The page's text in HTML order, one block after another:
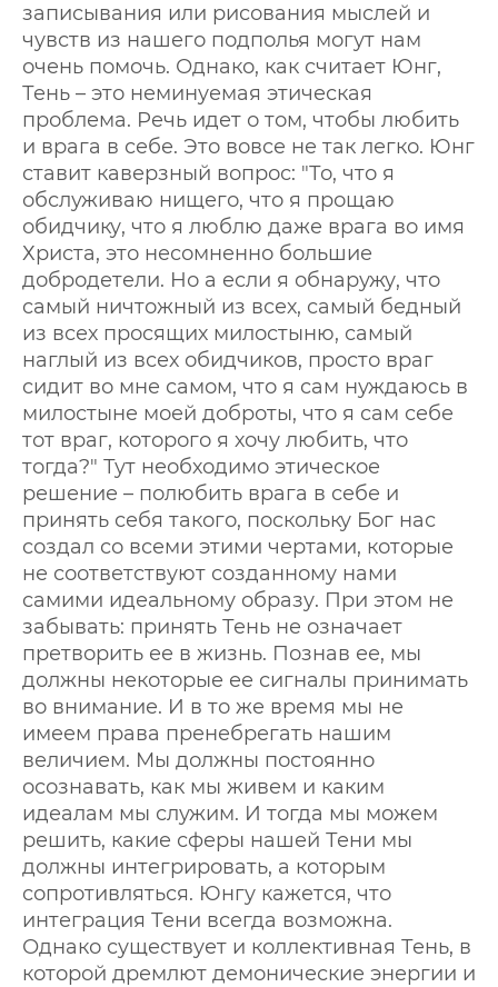
записывания или рисования мыслей и
чувств из нашего подполья могут нам
очень помочь. Однако, как считает Юнг,
Тень – это неминуемая этическая
проблема. Речь идет о том, чтобы любить
и врага в себе. Это вовсе не так легко. Юнг
ставит каверзный вопрос: "То, что я
обслуживаю нищего, что я прощаю
обидчику, что я люблю даже врага во имя
Христа, это несомненно большие
добродетели. Но а если я обнаружу, что
самый ничтожный из всех, самый бедный
из всех просящих милостыню, самый
наглый из всех обидчиков, просто враг
сидит во мне самом, что я сам нуждаюсь в
милостыне моей доброты, что я сам себе
тот враг, которого я хочу любить, что
тогда?" Тут необходимо этическое
решение – полюбить врага в себе и
принять себя такого, поскольку Бог нас
создал со всеми этими чертами, которые
не соответствуют созданному нами
самими идеальному образу. При этом не
забывать: принять Тень не означает
претворить ее в жизнь. Познав ее, мы
должны некоторые ее сигналы принимать
во внимание. И в то же время мы не
имеем права пренебрегать нашим
величием. Мы должны постоянно
осознавать, как мы живем и каким
идеалам мы служим. И тогда мы можем
решить, какие сферы нашей Тени мы
должны интегрировать, а которым
сопротивляться. Юнгу кажется, что
интеграция Тени всегда возможна.
Однако существует и коллективная Тень, в
которой дремлют демонические энергии и